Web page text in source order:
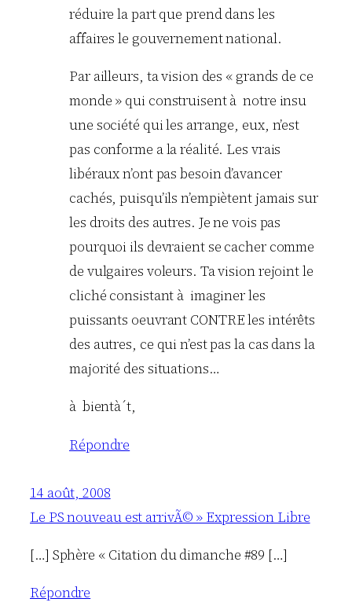
réduire la part que prend dans les
affaires le gouvernement national.
Par ailleurs, ta vision des « grands de ce
monde » qui construisent à notre insu
une société qui les arrange, eux, n’est
pas conforme a la réalité. Les vrais
libéraux n’ont pas besoin d’avancer
cachés, puisqu’ils n’empiètent jamais sur
les droits des autres. Je ne vois pas
pourquoi ils devraient se cacher comme
de vulgaires voleurs. Ta vision rejoint le
cliché consistant à imaginer les
puissants oeuvrant CONTRE les intérêts
des autres, ce qui n’est pas la cas dans la
majorité des situations…
à bientà´t,
Répondre
14 août, 2008
Le PS nouveau est arrivÃ© » Expression Libre
[…] Sphère « Citation du dimanche #89 […]
Répondre